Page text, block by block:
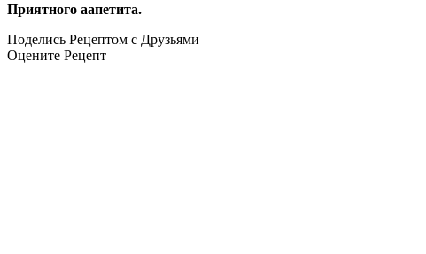
Приятного аапетита.
Поделись Рецептом с Друзьями
Оцените Рецепт